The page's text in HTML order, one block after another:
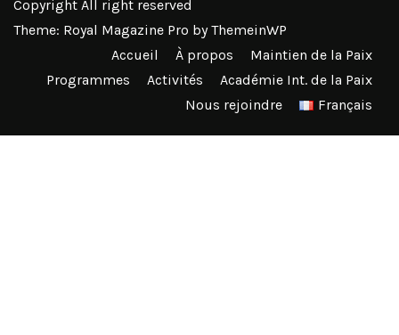
Copyright All right reserved
Theme: Royal Magazine Pro byThemeinWP
Accueil
À propos
Maintien de la Paix
Programmes
Activités
Académie Int. de la Paix
Nous rejoindre
Français